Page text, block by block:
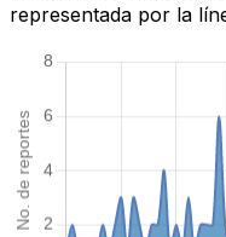
representada por la